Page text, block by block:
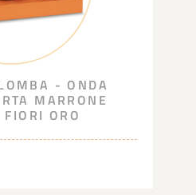
- ONDA
MARRONE
ORO